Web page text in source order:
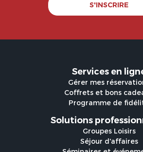
S'INSCRIRE
Services en
Gérer mes
Coffrets et bons
Programme de
Solutions
Groupes Loisirs
Séjour d'affaires